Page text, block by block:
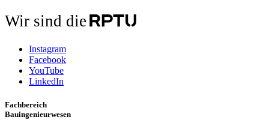
Wir sind die
Instagram
Facebook
YouTube
LinkedIn
Fachbereich
Bauingenieurwesen